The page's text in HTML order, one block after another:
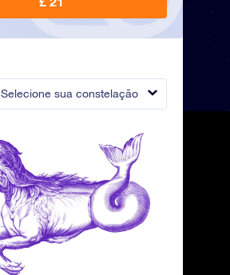
Selecione sua constelação